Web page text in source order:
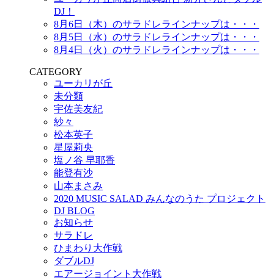
DJ！
8月6日（木）のサラドレラインナップは・・・
8月5日（水）のサラドレラインナップは・・・
8月4日（火）のサラドレラインナップは・・・
CATEGORY
ユーカリが丘
未分類
宇佐美友紀
紗々
松本英子
星屋莉央
塩ノ谷 早耶香
能登有沙
山本まさみ
2020 MUSIC SALAD みんなのうた プロジェクト
DJ BLOG
お知らせ
サラドレ
ひまわり大作戦
ダブルDJ
エアージョイント大作戦